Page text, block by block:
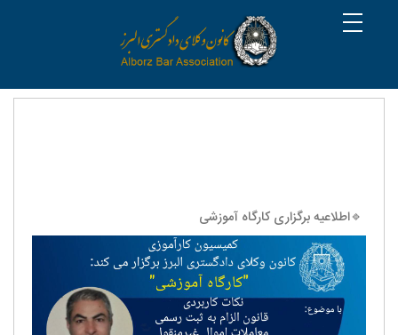
🔹اطلاعیه برگزاری کارگاه آموزشی